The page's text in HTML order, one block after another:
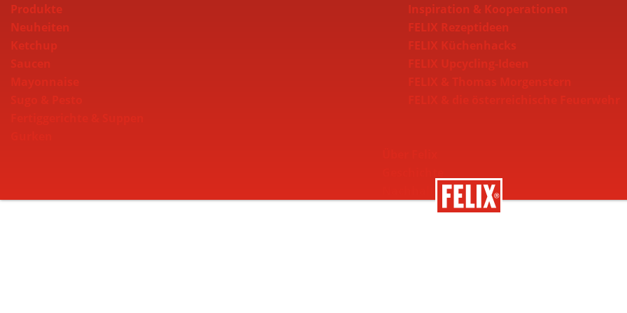
Produkte
Neuheiten
Ketchup
Saucen
Inspiration & Kooperationen
FELIX Rezeptideen
FELIX Küchenhacks
FELIX Upcycling-Ideen
Nachhaltigkeit